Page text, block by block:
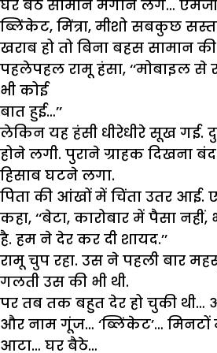
घर बैठे सामान मंगाने लगे…
ब्लिंकेट, मिंत्रा, मीशो सबकुछ
खराब हो तो बिना बहस सामान की
पहलेपहल रामू हंसा, ‘‘मोबाइल से
भी कोई
बात हुई…’’
लेकिन यह हंसी धीरेधीरे सूख गई.
होने लगी. पुराने ग्राहक दिखना बंद
हिसाब घटने लगा.
पिता की आंखों में चिंता उतर आई.
कहा, ‘‘बेटा, कारोबार में पैसा नहीं,
है. हम ने देर कर दी शायद.’’
रामू चुप रहा. उस ने पहली बार
गलती उस की भी थी.
पर तब तक बहुत देर हो चुकी थी…
और नाम गूंज… ‘ब्लिंकेट’… मिनटों
आटा… घर बैठे…